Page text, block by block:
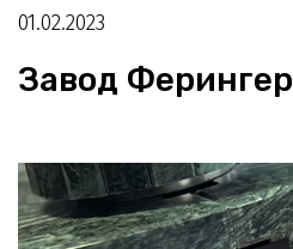
01.02.2023
Завод Ферингер